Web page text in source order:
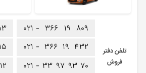
تلفن دفتر
فروش
۰۲۱ - ۳۶۶ ۱۹ ۸۰۹
۰۲۱ - ۳۶۶ ۱۹ ۴۳۲
۰۲۱ - ۳۳ ۹۷ ۹۳ ۷۰